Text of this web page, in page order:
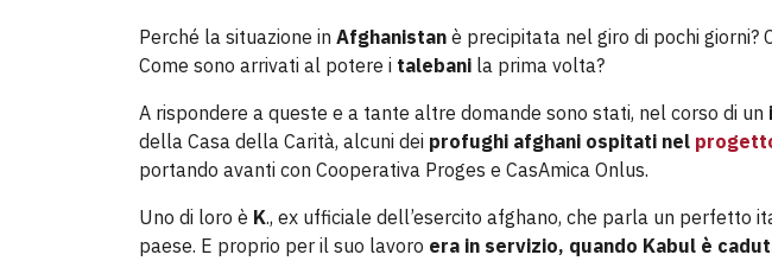
Perché la situazione in Afghanistan è precipitata nel giro di pochi giorni?
Come sono arrivati al potere i talebani la prima volta?
A rispondere a queste e a tante altre domande sono stati, nel corso di un
della Casa della Carità, alcuni dei profughi afghani ospitati nel
portando avanti con Cooperativa Proges e CasAmica Onlus.
Uno di loro è K., ex ufficiale dell’esercito afghano, che parla un perfetto
paese. E proprio per il suo lavoro era in servizio, quando Kabul è